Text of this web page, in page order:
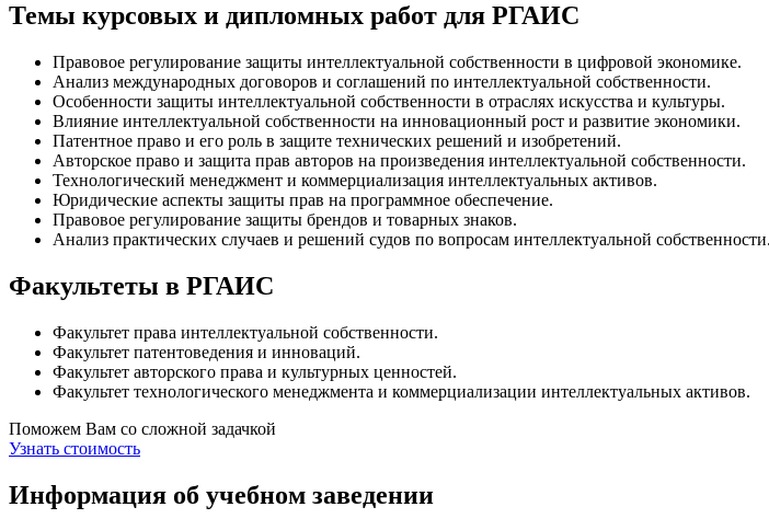
Темы курсовых и дипломных работ для РГАИС
Правовое регулирование защиты интеллектуальной собственности в цифровой экономике.
Анализ международных договоров и соглашений по интеллектуальной собственности.
Особенности защиты интеллектуальной собственности в отраслях искусства и культуры.
Влияние интеллектуальной собственности на инновационный рост и развитие экономики.
Патентное право и его роль в защите технических решений и изобретений.
Авторское право и защита прав авторов на произведения интеллектуальной собственности.
Технологический менеджмент и коммерциализация интеллектуальных активов.
Юридические аспекты защиты прав на программное обеспечение.
Правовое регулирование защиты брендов и товарных знаков.
Анализ практических случаев и решений судов по вопросам интеллектуальной собственности.
Факультеты в РГАИС
Факультет права интеллектуальной собственности.
Факультет патентоведения и инноваций.
Факультет авторского права и культурных ценностей.
Факультет технологического менеджмента и коммерциализации интеллектуальных активов.
Поможем Вам со сложной задачкой
Узнать стоимость
Информация об учебном заведении